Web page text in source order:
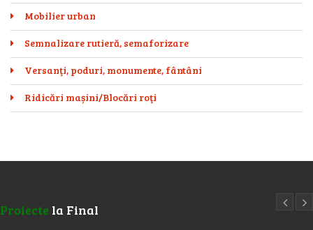
Mobilier urban
Semnalizare rutieră, semaforizare
Versanţi, poduri, monumente, fântâni
Ridicări mașini/Blocări roţi
Proiecte la Final